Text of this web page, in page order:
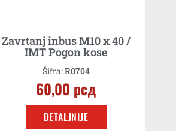
Zavrtanj inbus M10 x 40 /
IMT Pogon kose
Šifra:R0704
60,00 рсд
DETALJNIJE